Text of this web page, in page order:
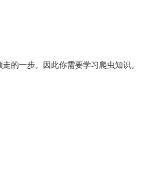
的一步。因此你需要学习爬虫知识。